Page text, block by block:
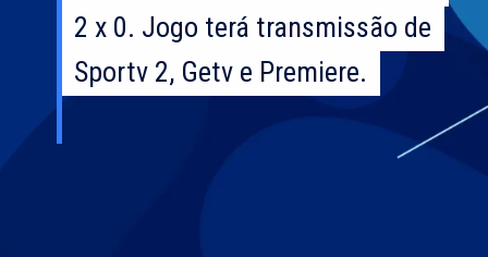
2 x 0. Jogo terá transmissão de
Sportv 2, Getv e Premiere.
2 x 0. Jogo terá transmissão de
Sportv 2, Getv e Premiere.